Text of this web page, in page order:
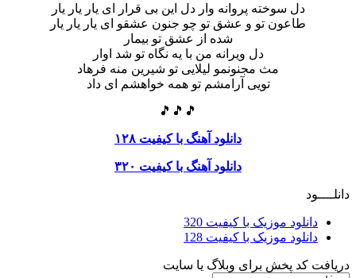
دل سوخته پروانه وار دل این بی قرار ای یار یار یار
طاعون تو و عشق تو چو جنون عشقو ای یار یار یار
شده از عشق تو بیمار
دل ویرانه من با یه نگاه تو شد اوار
مث مجنونمو لیلایی تو شیرین منه فرهاد
تویی آرامشم تو همه خواهشم ای داد
🎵🎵🎵
دانلود آهنگ با کیفیت ۱۲۸
دانلود آهنگ با کیفیت ۳۲۰
دانلــــود
دانلود موزیک با کیفیت 320
دانلود موزیک با کیفیت 128
دریافت کد پخش برای وبلاگ یا سایت